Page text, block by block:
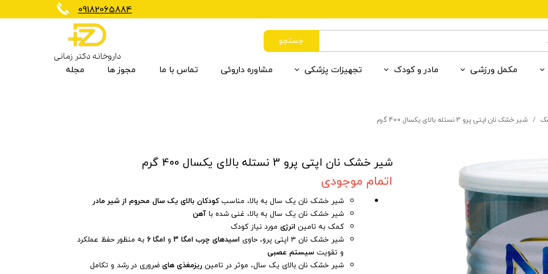
جستجو
داروخانه دکتر زمانی
ضد لک درمانی 1 مکمل کمک درمان 2
مکمل ورزشی
گلوتامین
مادر و کودک
مکمل کودکان
تجهیزات پزشکی
مادر و کودک لوازم فردی
مشاوره داروئی تماس با ما مجوز ها مجله
​09182065884
شیر خشک نان اپتی پرو 3 نستله بالای یکسال 400 گرم
شیر خشک نان اپتی پرو 3 نستله بالای یکسال 400 گرم
اتمام موجودی
شیر خشک نان یک سال به بالا، مناسبکودکان بالای یک سال محروم از شیر مادر
شیر خشک نان یک سال به بالا، غنی شده باآهن
کمک به تامین انرژی مورد نیاز کودک
شیر خشک نان 3 اپتی پرو، حاوی
اسیدهای چرب امگا 3 و امگا 6 به منظور حفظ عملکرد
و تقویتسیستم عصبی
شیر خشک نان بالای یک سال، موثر در تامین ریزمغذی هایضروری در رشد و تکامل